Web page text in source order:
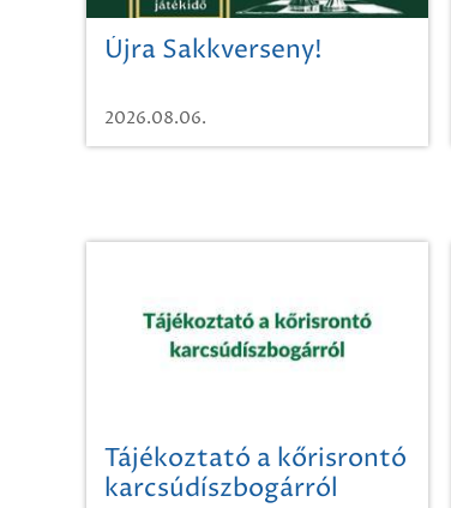
Újra Sakkverseny!
2026.08.06.
Tájékoztató a kőrisrontó
karcsúdíszbogárról